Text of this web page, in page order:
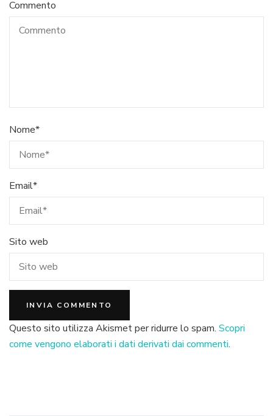
Commento
Nome*
Email*
Sito web
Questo sito utilizza Akismet per ridurre lo spam. Scopri
come vengono elaborati i dati derivati dai commenti.